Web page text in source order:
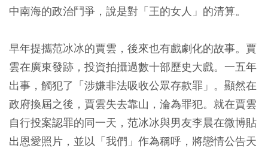
中南海的政治鬥爭，說是對「王的女人」的清算。
早年提攜范冰冰的賈雲，後來也有戲劇化的故事。賈
雲在廣東發跡，投資拍攝過數十部歷史大戲。一五年
出事，觸犯了「涉嫌非法吸收公眾存款罪」。顯然在
政府換屆之後，賈雲失去靠山，淪為罪犯。就在賈雲
自行投案認罪的同一天，范冰冰與男友李晨在微博貼
出恩愛照片，並以「我們」作為稱呼，將戀情公告天